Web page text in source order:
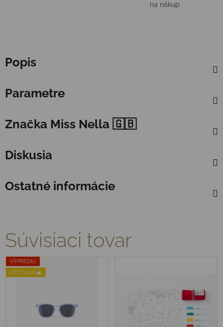
na nákup
Popis
Parametre
Značka Miss Nella 🇬🇧
Diskusia
Ostatné informácie
Súvisiaci tovar
VÝPREDAJ
LETO 2026 🌊